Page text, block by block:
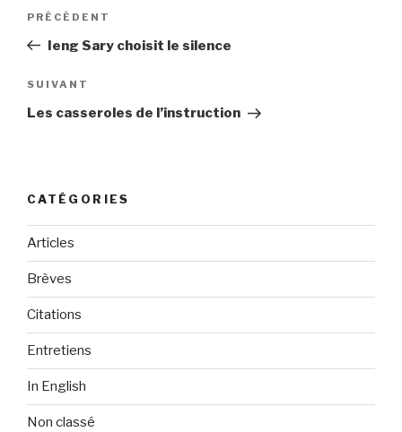
Navigation
l’article
Article
précédent
PRÉCÉDENT
Ieng Sary choisit le silence
Article
suivant
SUIVANT
Les casseroles de l’instruction
CATÉGORIES
Articles
Brèves
Citations
Entretiens
In English
Non classé